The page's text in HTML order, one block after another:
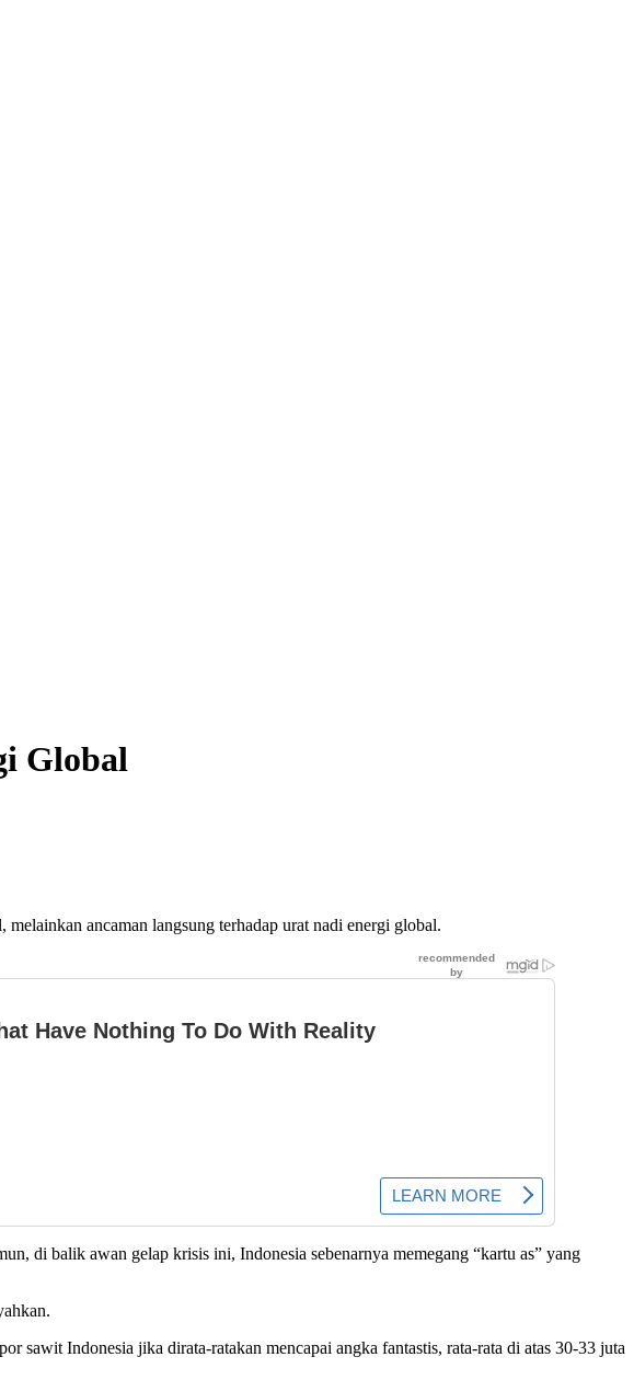
Global
ancaman langsung terhadap urat nadi energi global.
di balik awan gelap krisis ini, Indonesia sebenarnya memegang “kartu as” yang
sawit Indonesia jika dirata-ratakan mencapai angka fantastis, rata-rata di atas 30-33 juta